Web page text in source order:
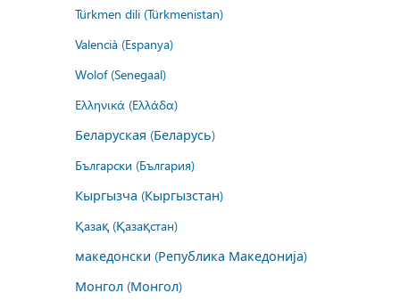
Türkmen dili (Türkmenistan)
Valencià (Espanya)
Wolof (Senegaal)
Ελληνικά (Ελλάδα)
Беларуская (Беларусь)
Български (България)
Кыргызча (Кыргызстан)
Қазақ (Қазақстан)
македонски (Република Македонија)
Монгол (Монгол)